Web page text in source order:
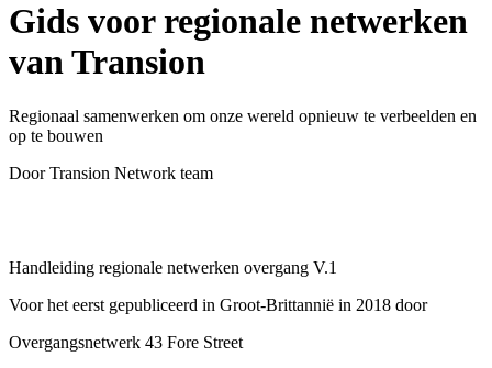
Gids voor regionale netwerken
van Transion
Regionaal samenwerken om onze wereld opnieuw te verbeelden en
op te bouwen
Door Transion Network team
Handleiding regionale netwerken overgang V.1
Voor het eerst gepubliceerd in Groot-Brittannië in 2018 door
Overgangsnetwerk 43 Fore Street